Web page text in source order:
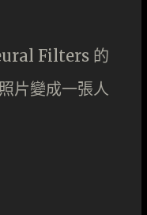
Filters 的
片變成一張人